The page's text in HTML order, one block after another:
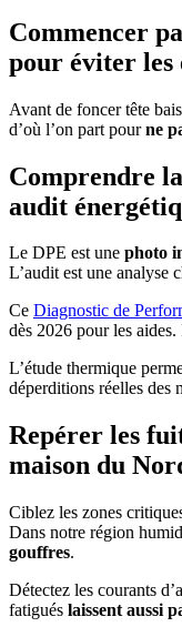
Commencer
pour éviter les
Avant de foncer tête
d’où l’on part pourne
Comprendre
audit
Le DPE est une photo
L’audit est une analyse
Ce Diagnostic de
dès 2026 pour les
L’étude thermique
déperditions réelles des
Repérer les
maison du
Ciblez les zones
Dans notre région
gouffres.
Détectez les courants
fatigués laissent aussi